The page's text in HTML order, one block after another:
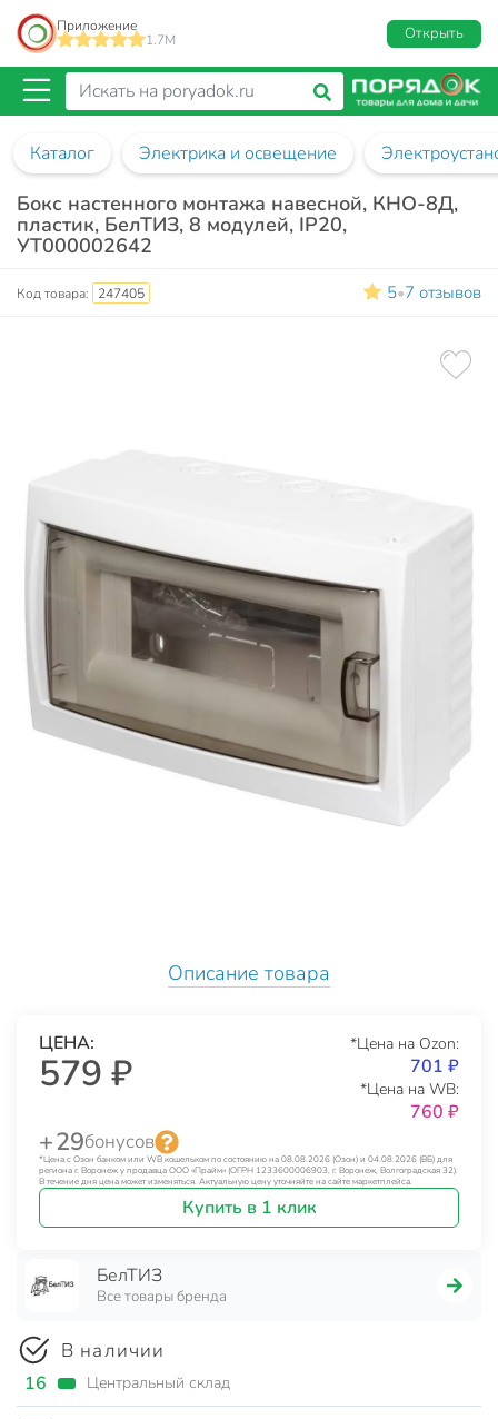
Приложение
1.7M
Открыть
Каталог Электрика и освещение
Бокс настенного монтажа навесной, КНО-8Д,
пластик, БелТИЗ, 8 модулей, IP20,
УТ000002642
Код товара: 247405 5•7 отзывов
Описание товара
ЦЕНА:
579 ₽
*Цена на Ozon:
701 ₽
*Цена на WB:
760 ₽
+ 29бонусов
*Цена с Озон банком или WB кошельком по состоянию на 08.08.2026 (Озон) и 04.08.2026 (ВБ) для
региона г. Воронеж у продавца ООО «Прайм» (ОГРН 1233600006903, г. Воронеж, Волгоградская 32).
В течение дня цена может изменяться. Актуальную цену уточняйте на сайте маркетплейса.
Купить в 1 клик
БелТИЗ
Все товары бренда
В наличии
16 Центральный склад